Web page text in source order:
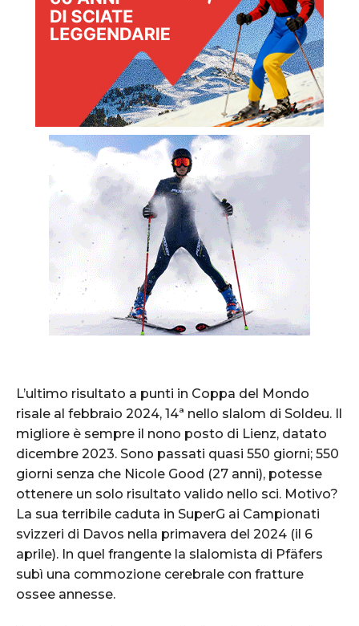
L’ultimo risultato a punti in Coppa del Mondo
risale al febbraio 2024, 14ª nello slalom di Soldeu. Il
migliore è sempre il nono posto di Lienz, datato
dicembre 2023. Sono passati quasi 550 giorni; 550
giorni senza che Nicole Good (27 anni), potesse
ottenere un solo risultato valido nello sci. Motivo?
La sua terribile caduta in SuperG ai Campionati
svizzeri di Davos nella primavera del 2024 (il 6
aprile). In quel frangente la slalomista di Pfäfers
subì una commozione cerebrale con fratture
ossee annesse.